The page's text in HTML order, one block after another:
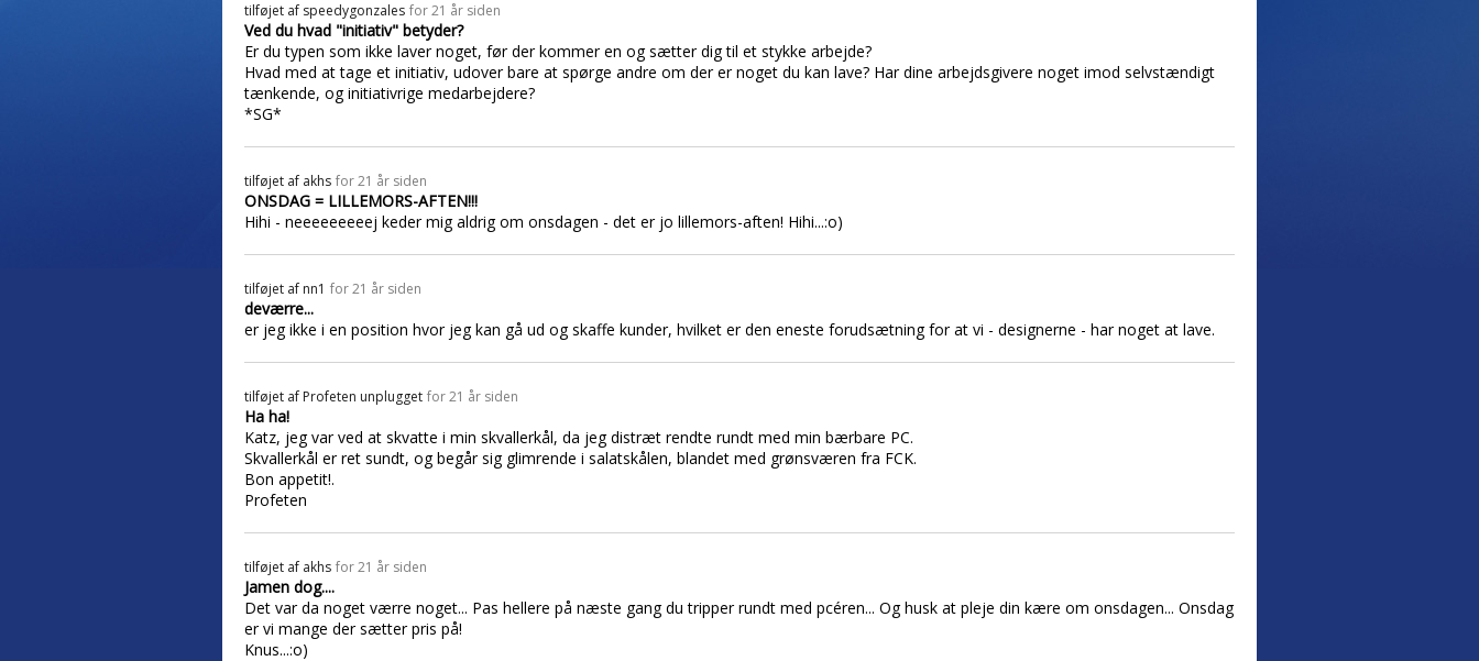
tilføjet af speedygonzales for 21 år siden
Ved du hvad "initiativ" betyder?
Er du typen som ikke laver noget, før der kommer en og sætter dig til et stykke arbejde?
Hvad med at tage et initiativ, udover bare at spørge andre om der er noget du kan lave? Har dine arbejdsgivere noget imod selvstændigt
tænkende, og initiativrige medarbejdere?
*SG*
tilføjet af akhs for 21 år siden
ONSDAG = LILLEMORS-AFTEN!!!
Hihi - neeeeeeeeej keder mig aldrig om onsdagen - det er jo lillemors-aften! Hihi...:o)
tilføjet af nn1 for 21 år siden
deværre...
er jeg ikke i en position hvor jeg kan gå ud og skaffe kunder, hvilket er den eneste forudsætning for at vi - designerne - har noget at lave.
tilføjet af Profeten unplugget for 21 år siden
Ha ha!
Katz, jeg var ved at skvatte i min skvallerkål, da jeg distræt rendte rundt med min bærbare PC.
Skvallerkål er ret sundt, og begår sig glimrende i salatskålen, blandet med grønsværen fra FCK.
Bon appetit!.
Profeten
tilføjet af akhs for 21 år siden
Jamen dog....
Det var da noget værre noget... Pas hellere på næste gang du tripper rundt med pcéren... Og husk at pleje din kære om onsdagen... Onsdag
er vi mange der sætter pris på!
Knus...:o)